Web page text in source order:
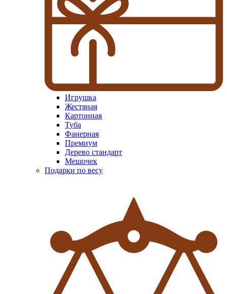
Игрушка
Жестяная
Картонная
Туба
Фанерная
Премиум
Дерево стандарт
Мешочек
Подарки по весу